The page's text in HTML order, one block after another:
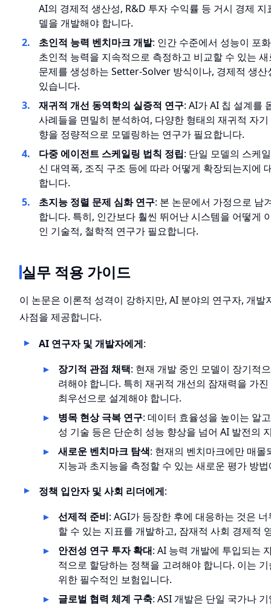
AI의 경제적 생산성, R&D 투자 수익률 등 거시 경제
델을 개발해야 합니다.
초인적 능력 벤치마크 개발: 인간 수준에서 성능이 포
초인적 능력을 지속적으로 측정하고 비교할 수 있는
문제를 생성하는 Setter-Solver 방식이나, 경제적 생
있습니다.
재귀적 개선 동역학의 실증적 연구: AI가 AI 칩 설계를
사례들을 면밀히 분석하여, 다양한 형태의 재귀적 자
향을 정량적으로 모델링하는 연구가 필요합니다.
다중 에이전트 스케일링 법칙 정립: 단일 모델의 스케
신 대역폭, 조직 구조 등에 따라 어떻게 확장되는지에
합니다.
초지능 정렬 문제 심화 연구: 본 논문에서 가정으로 남
합니다. 특히, 인간보다 훨씬 뛰어난 시스템을 어떻게
인 기술적, 철학적 연구가 필요합니다.
실무 적용 가이드
이 논문은 이론적 성격이 강하지만, AI 분야의 연구자, 개
사점을 제공합니다.
AI 연구자 및 개발자에게:
장기적 관점 채택: 현재 개발 중인 모델이 장기적
려해야 합니다. 특히 재귀적 개선의 잠재력을 가
최우선으로 설계해야 합니다.
병목 현상 극복 연구: 데이터 효율성을 높이는 알
성 기술 등은 단순히 성능 향상을 넘어 AI 발전의
새로운 벤치마크 탐색: 현재의 벤치마크에만 매
지능과 초지능을 측정할 수 있는 새로운 평가 방
정책 입안자 및 사회 리더에게:
선제적 준비: AGI가 등장한 후에 대응하는 것은
할 수 있는 지표를 개발하고, 잠재적 사회 경제적
안전성 연구 투자 확대: AI 능력 개발에 투입되는
적으로 할당하는 정책을 고려해야 합니다. 이는
위한 필수적인 보험입니다.
글로벌 협력 체계 구축: ASI 개발은 단일 국가나